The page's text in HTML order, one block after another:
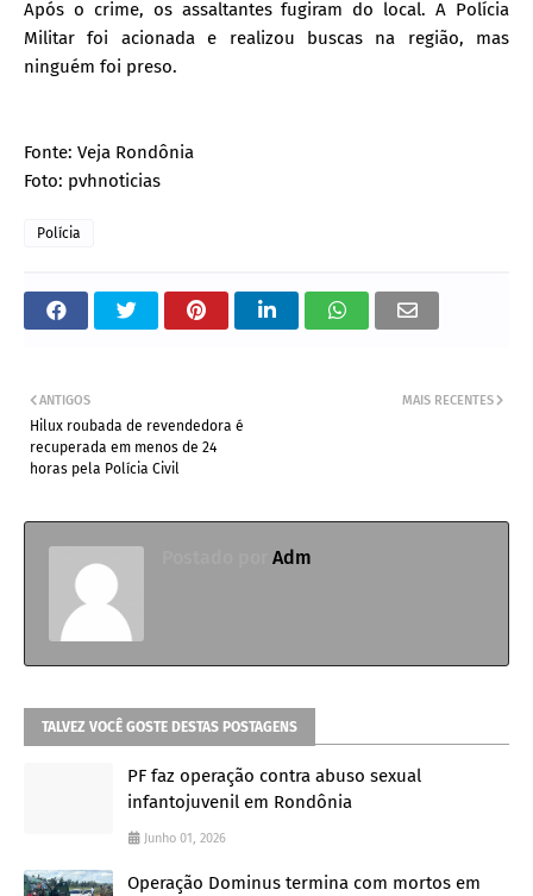
Após o crime, os assaltantes fugiram do local. A Polícia
Militar foi acionada e realizou buscas na região, mas
ninguém foi preso.
Fonte: Veja Rondônia
Foto: pvhnoticias
Polícia
MAIS RECENTES
ANTIGOS
Hilux roubada de revendedora é
recuperada em menos de 24
horas pela Polícia Civil
Adm
TALVEZ VOCÊ GOSTE DESTAS POSTAGENS
PF faz operação contra abuso sexual
infantojuvenil em Rondônia
Junho 01, 2026
Operação Dominus termina com mortos em